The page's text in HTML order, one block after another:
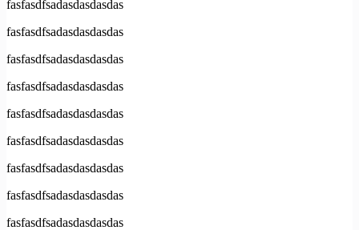
fasfasdfsadasdasdasdas
fasfasdfsadasdasdasdas
fasfasdfsadasdasdasdas
fasfasdfsadasdasdasdas
fasfasdfsadasdasdasdas
fasfasdfsadasdasdasdas
fasfasdfsadasdasdasdas
fasfasdfsadasdasdasdas
fasfasdfsadasdasdasdas